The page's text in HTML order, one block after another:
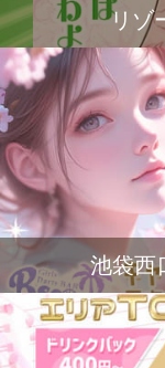
リゾ
池袋西